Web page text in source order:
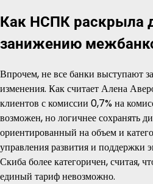
Как НСПК раскрыла
занижению
Впрочем, не все банки выступают
изменения. Как считает Алена
клиентов с комиссии 0,7% на
возможен, но логичнее сохранять
ориентированный на объем и
управления развития и поддержки
Скиба более категоричен, считая,
единый тариф невозможно.